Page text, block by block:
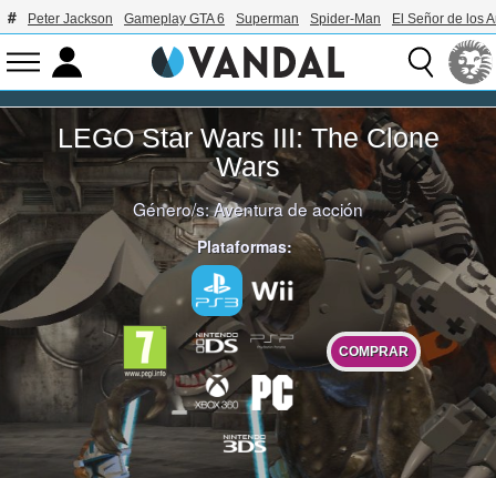
Peter Jackson Gameplay GTA 6 Superman Spider-Man El Señor de los
LEGO Star Wars III: The Clone
Wars
Género/s:Aventura de acción
Plataformas:
COMPRAR